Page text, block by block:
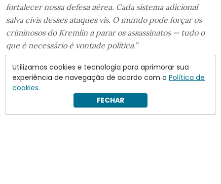
fortalecer nossa defesa aérea. Cada sistema adicional
salva civis desses ataques vis. O mundo pode forçar os
criminosos do Kremlin a parar os assassinatos — tudo o
que é necessário é vontade política.”
Utilizamos cookies e tecnologia para aprimorar sua
experiência de navegação de acordo com a Política de
cookies.
FECHAR